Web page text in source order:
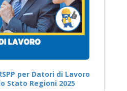
per Datori di Lavoro
Stato Regioni 2025